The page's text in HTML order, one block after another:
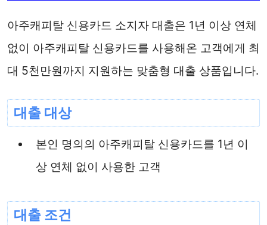
아주캐피탈 신용카드 소지자 대출은 1년 이상 연체
없이 아주캐피탈 신용카드를 사용해온 고객에게 최
대 5천만원까지 지원하는 맞춤형 대출 상품입니다.
대출 대상
본인 명의의 아주캐피탈 신용카드를 1년 이
상 연체 없이 사용한 고객
대출 조건